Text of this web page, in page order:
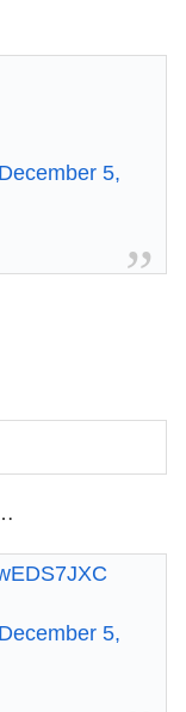
December 5,
December 5,